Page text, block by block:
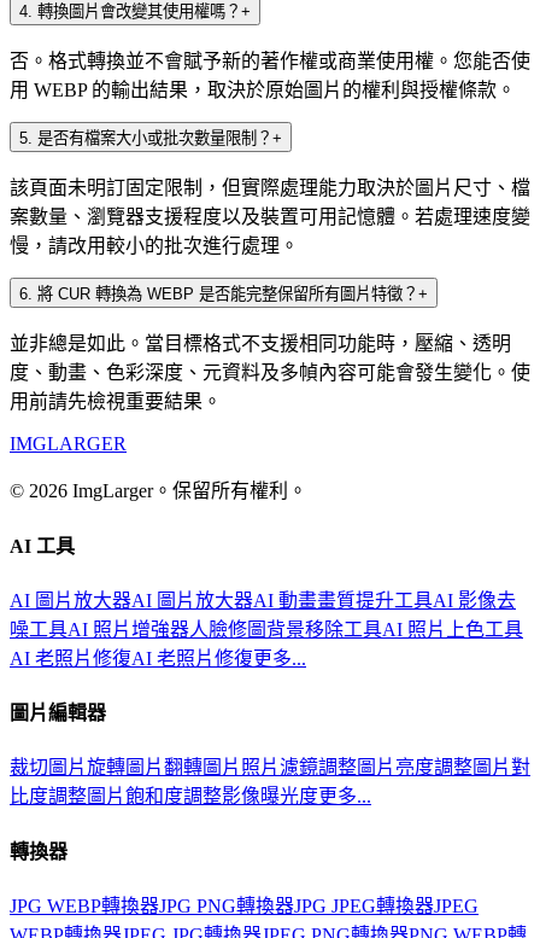
4. 轉換圖片會改變其使用權嗎？ +
否。格式轉換並不會賦予新的著作權或商業使用權。您能否使
用 WEBP 的輸出結果，取決於原始圖片的權利與授權條款。
5. 是否有檔案大小或批次數量限制？ +
該頁面未明訂固定限制，但實際處理能力取決於圖片尺寸、檔
案數量、瀏覽器支援程度以及裝置可用記憶體。若處理速度變
慢，請改用較小的批次進行處理。
6. 將 CUR 轉換為 WEBP 是否能完整保留所有圖片特徵？ +
並非總是如此。當目標格式不支援相同功能時，壓縮、透明
度、動畫、色彩深度、元資料及多幀內容可能會發生變化。使
用前請先檢視重要結果。
IMGLARGER
© 2026 ImgLarger。保留所有權利。
AI 工具
AI 圖片放大器AI 圖片放大器AI 動畫畫質提升工具AI 影像去
噪工具AI 照片增強器人臉修圖 背景移除工具AI 照片上色工具
AI 老照片修復AI 老照片修復更多...
圖片編輯器
裁切圖片旋轉圖片翻轉圖片 照片濾鏡調整圖片亮度調整圖片對
比度調整圖片飽和度調整影像曝光度更多...
轉換器
JPG WEBP轉換器JPG PNG轉換器JPG JPEG轉換器JPEG